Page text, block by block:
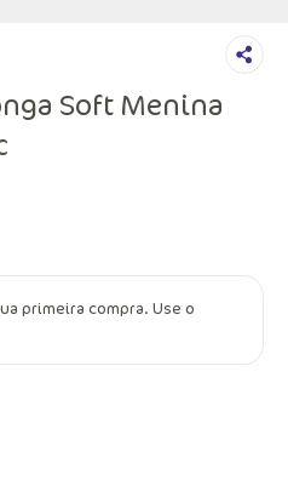
Soft Menina
primeira compra. Use o